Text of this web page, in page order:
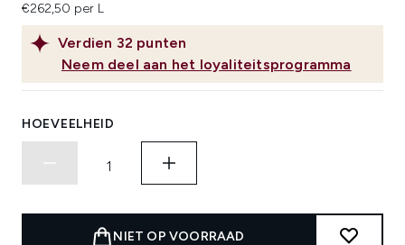
Verdien 32 punten
Neem deel aan het loyaliteitsprogramma
€262,50 per L
HOEVEELHEID
NIET OP VOORRAAD